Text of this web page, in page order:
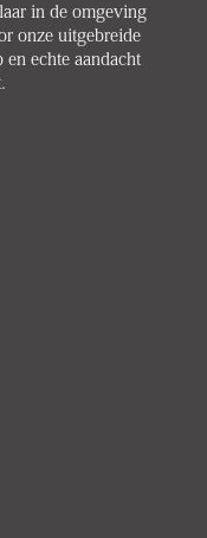
in de omgeving
onze uitgebreide
echte aandacht